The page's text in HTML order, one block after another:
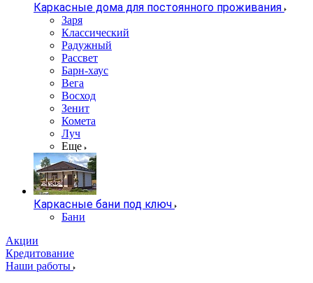
Каркасные дома для постоянного проживания
Заря
Классический
Радужный
Рассвет
Барн-хаус
Вега
Восход
Зенит
Комета
Луч
Еще
Каркасные бани под ключ
Бани
Акции
Кредитование
Наши работы